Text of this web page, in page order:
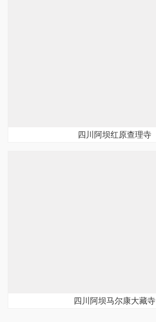
四川阿坝红原查理寺
四川阿坝马尔康大藏寺